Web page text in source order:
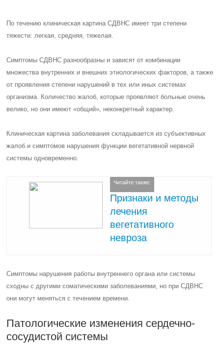
По течению клиническая картина СДВНС имеет три степени
тяжести: легкая, средняя, тяжелая.
Симптомы СДВНС разнообразны и зависят от комбинации
множества внутренних и внешних этиологических факторов, а также
от проявления степени нарушений в тех или иных системах
организма. Количество жалоб, которые проявляют больные очень
велико, но они имеют «общий», неконкретный характер.
Клиническая картина заболевания складывается из субъективных
жалоб и симптомов нарушения функции вегетативной нервной
системы одновременно.
Читайте также:
Признаки и методы
лечения
вегетативного
невроза
Симптомы нарушения работы внутреннего органа или системы
сходны с другими соматическими заболеваниями, но при СДВНС
они могут меняться с течением времени.
Патологические изменения сердечно-
сосудистой системы